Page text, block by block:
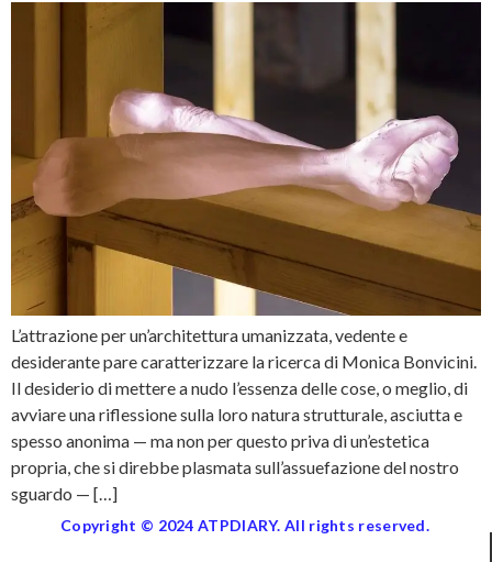
L’attrazione per un’architettura umanizzata, vedente e
desiderante pare caratterizzare la ricerca di Monica Bonvicini.
Il desiderio di mettere a nudo l’essenza delle cose, o meglio, di
avviare una riflessione sulla loro natura strutturale, asciutta e
spesso anonima — ma non per questo priva di un’estetica
propria, che si direbbe plasmata sull’assuefazione del nostro
sguardo — […]
Copyright © 2024 ATPDIARY. All rights reserved.